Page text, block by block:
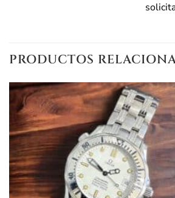
PRODUCTOS